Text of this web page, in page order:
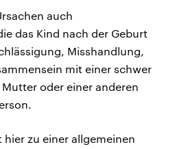
auch
das Kind nach der Geburt
Misshandlung,
mit einer schwer
oder einer anderen
zu einer allgemeinen